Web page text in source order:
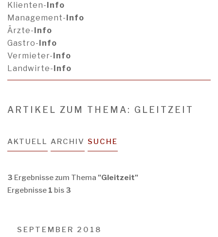
Klienten-Info
Management-Info
Ärzte-Info
Gastro-Info
Vermieter-Info
Landwirte-Info
ARTIKEL ZUM THEMA: GLEITZEIT
AKTUELL ARCHIV SUCHE
3 Ergebnisse zum Thema "Gleitzeit"
Ergebnisse 1 bis 3
SEPTEMBER 2018